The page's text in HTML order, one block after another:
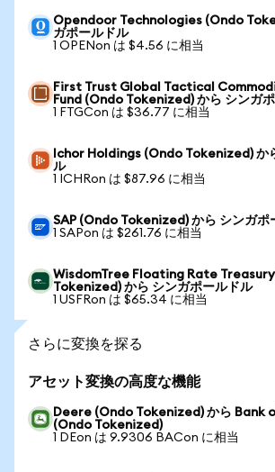
Opendoor Technologies (Ondo
ガポールドル
1 OPENon は $4.56 に相当
First Trust Global Tactical
Fund (Ondo Tokenized) から シンガ
1 FTGCon は $36.77 に相当
Ichor Holdings (Ondo Tokenized) か
ル
1 ICHRon は $87.96 に相当
SAP (Ondo Tokenized) から シンガポ
1 SAPon は $261.76 に相当
WisdomTree Floating Rate
Tokenized) から シンガポールドル
1 USFRon は $65.34 に相当
さらに変換を探る
アセット変換の高度な機能
Deere (Ondo Tokenized) から Bank
(Ondo Tokenized)
1 DEon は 9.9306 BACon に相当